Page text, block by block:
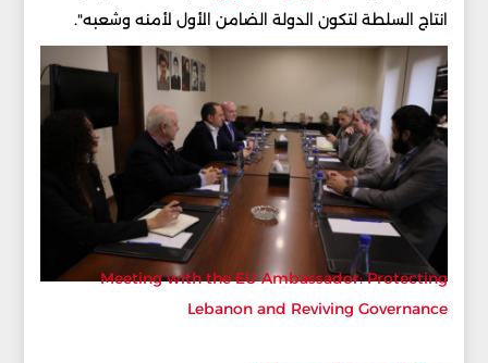
انتاج السلطة لتكون الدولة الضامن الأول لأمنه وشعبه".
Meeting with the EU Ambassador: Protecting
Lebanon and Reviving Governance